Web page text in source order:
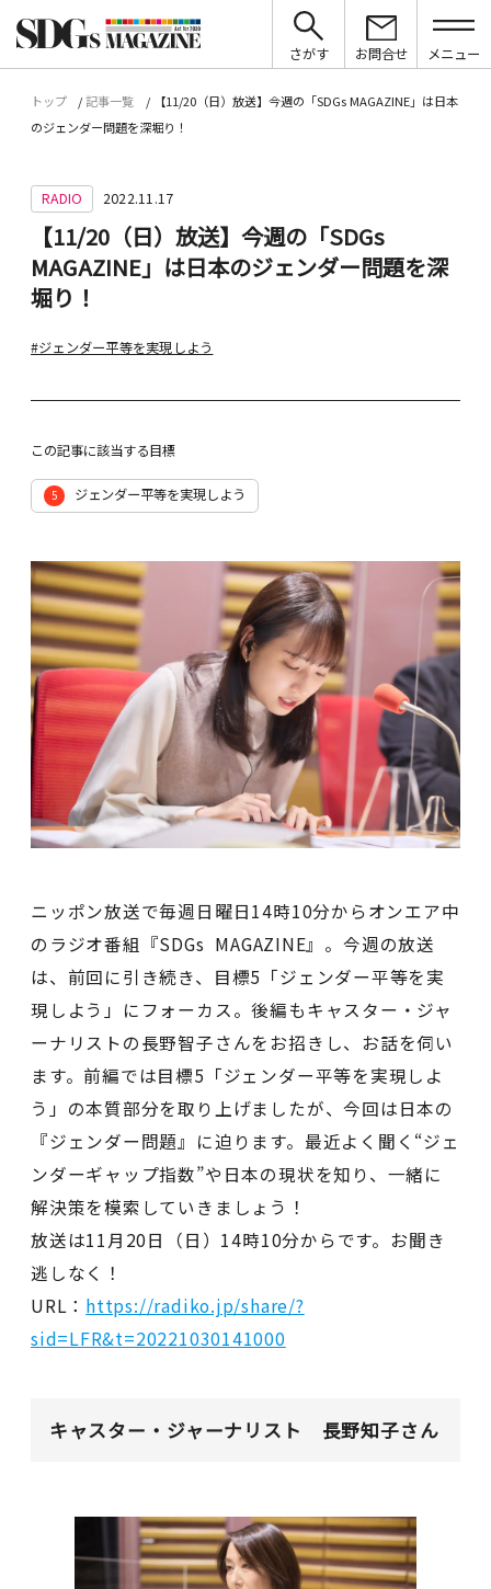
さがす お問合せ メニュー
トップ 記事一覧
【11/20（日）放送】今週の「SDGs MAGAZINE」は日本
のジェンダー問題を深堀り！
RADIO 2022.11.17
【11/20（日）放送】今週の「SDGs
MAGAZINE」は日本のジェンダー問題を深
堀り！
#ジェンダー平等を実現しよう
この記事に該当する目標
5 ジェンダー平等を実現しよう
ニッポン放送で毎週日曜日14時10分からオンエア中
のラジオ番組『SDGs MAGAZINE』。今週の放送
は、前回に引き続き、目標5「ジェンダー平等を実
現しよう」にフォーカス。後編もキャスター・ジャ
ーナリストの長野智子さんをお招きし、お話を伺い
ます。前編では目標5「ジェンダー平等を実現しよ
う」の本質部分を取り上げましたが、今回は日本の
『ジェンダー問題』に迫ります。最近よく聞く“ジェ
ンダーギャップ指数”や日本の現状を知り、一緒に
解決策を模索していきましょう！
放送は11月20日（日）14時10分からです。お聞き
逃しなく！
URL： https://radiko.jp/share/?
sid=LFR&t=20221030141000
キャスター・ジャーナリスト 長野知子さん